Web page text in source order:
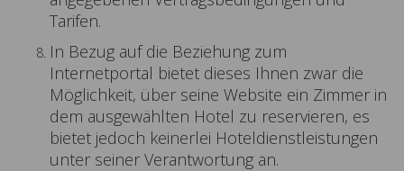
Tarifen.
In Bezug auf die Beziehung zum
Internetportal bietet dieses Ihnen zwar die
Möglichkeit, über seine Website ein Zimmer in
dem ausgewählten Hotel zu reservieren, es
bietet jedoch keinerlei Hoteldienstleistungen
unter seiner Verantwortung an.